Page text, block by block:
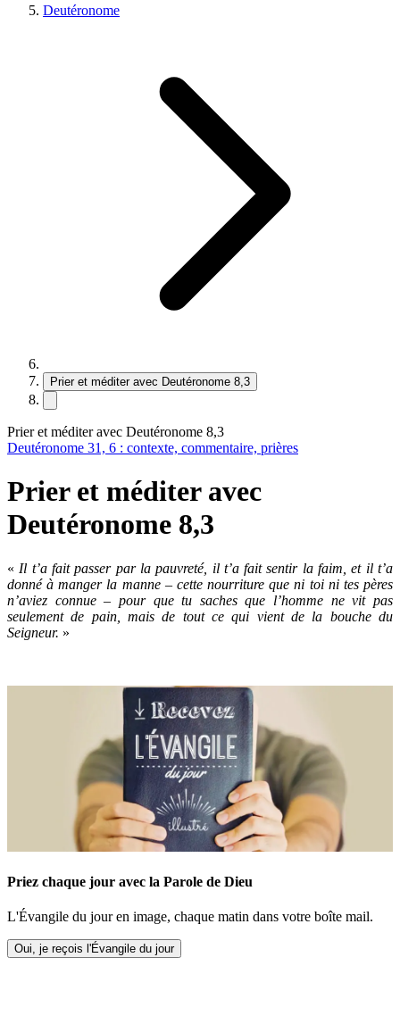
Deutéronome
Prier et méditer avec Deutéronome 8,3
Prier et méditer avec Deutéronome 8,3
Deutéronome 31, 6 : contexte, commentaire, prières
Prier et méditer avec
Deutéronome 8,3
« Il t’a fait passer par la pauvreté, il t’a fait sentir la faim, et il t’a
donné à manger la manne – cette nourriture que ni toi ni tes pères
n’aviez connue – pour que tu saches que l’homme ne vit pas
seulement de pain, mais de tout ce qui vient de la bouche du
Seigneur. »
Priez chaque jour avec la Parole de Dieu
L'Évangile du jour en image, chaque matin dans votre boîte mail.
Oui, je reçois l'Évangile du jour